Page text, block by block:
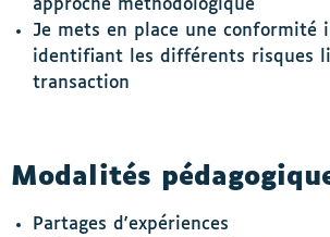
approche méthodologique
Je mets en place une conformité
identifiant les différents risques
transaction
Modalités
Partages d'expériences